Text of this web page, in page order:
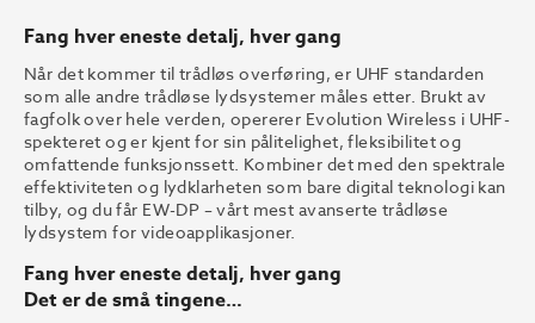
Fang hver eneste detalj, hver gang
Når det kommer til trådløs overføring, er UHF standarden
som alle andre trådløse lydsystemer måles etter. Brukt av
fagfolk over hele verden, opererer Evolution Wireless i UHF-
spekteret og er kjent for sin pålitelighet, fleksibilitet og
omfattende funksjonssett. Kombiner det med den spektrale
effektiviteten og lydklarheten som bare digital teknologi kan
tilby, og du får EW-DP – vårt mest avanserte trådløse
lydsystem for videoapplikasjoner.
Fang hver eneste detalj, hver gang
Det er de små tingene…